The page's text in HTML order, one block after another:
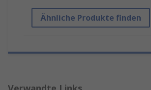
Ähnliche Produkte finden